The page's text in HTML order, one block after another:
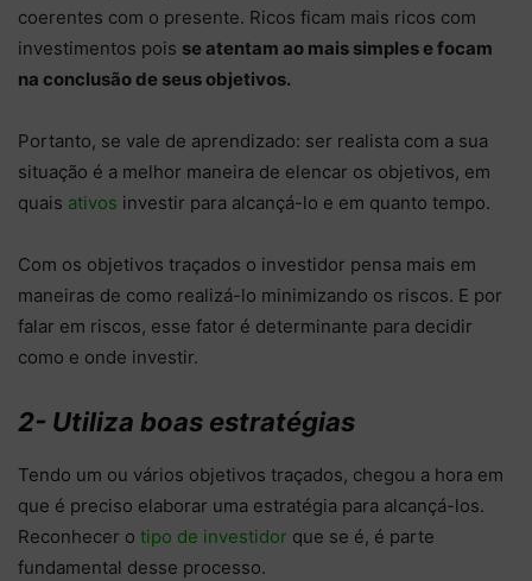
coerentes com o presente. Ricos ficam mais ricos com
investimentos pois se atentam ao mais simples e focam
na conclusão de seus objetivos.
Portanto, se vale de aprendizado: ser realista com a sua
situação é a melhor maneira de elencar os objetivos, em
quais ativos investir para alcançá-lo e em quanto tempo.
Com os objetivos traçados o investidor pensa mais em
maneiras de como realizá-lo minimizando os riscos. E por
falar em riscos, esse fator é determinante para decidir
como e onde investir.
2- Utiliza boas estratégias
Tendo um ou vários objetivos traçados, chegou a hora em
que é preciso elaborar uma estratégia para alcançá-los.
Reconhecer o tipo de investidor que se é, é parte
fundamental desse processo.